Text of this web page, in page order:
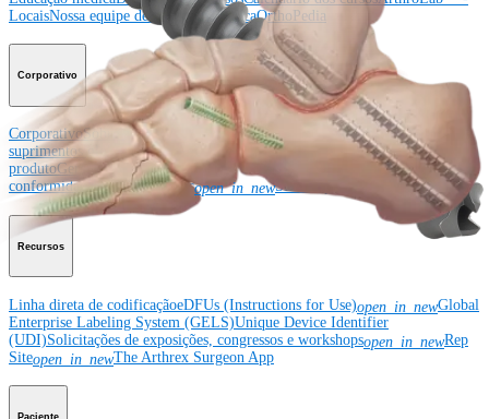
LocaisNossa equipe de educação médicaOrthoPedia
Corporativo
CorporativoSobre a Arthrex Eventos comunitários
Divulgação da cadeia de
suprimentos globalLocaisBolsas e doaçõesSegurança do
produtoGerenciamento de risco e
conformidadePatentesNotíciasopen_in_newSBA Support
Recursos
Linha direta de codificaçãoeDFUs (Instructions for Use)open_in_newGlobal
Enterprise Labeling System (GELS)Unique Device Identifier
(UDI)Solicitações de exposições, congressos e workshopsopen_in_newRep
Siteopen_in_newThe Arthrex Surgeon App